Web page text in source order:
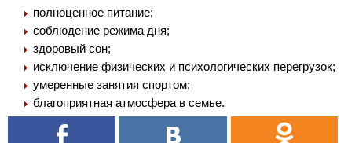
полноценное питание;
соблюдение режима дня;
здоровый сон;
исключение физических и психологических перегрузок;
умеренные занятия спортом;
благоприятная атмосфера в семье.